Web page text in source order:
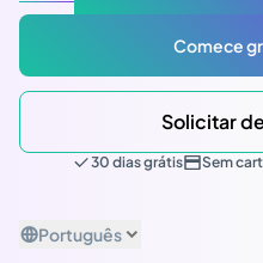
Comece
Solicitar
30 dias grátis Sem
Português